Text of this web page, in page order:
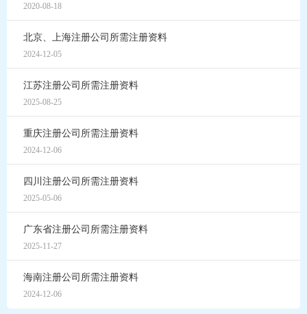
2020-08-18
北京、上海注册公司所需注册资料
2024-12-05
江苏注册公司所需注册资料
2025-08-25
重庆注册公司所需注册资料
2024-12-06
四川注册公司所需注册资料
2025-05-06
广东省注册公司所需注册资料
2025-11-27
海南注册公司所需注册资料
2024-12-06